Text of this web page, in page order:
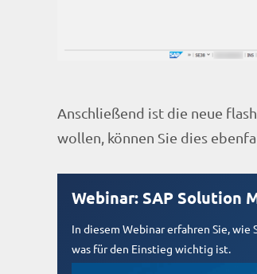
Anschließend ist die neue
wollen, können Sie dies
Webinar: SAP Solution
In diesem Webinar erfahren Sie,
was für den Einstieg wichtig ist.